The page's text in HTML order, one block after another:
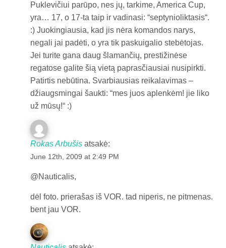
Puklevičiui parūpo, nes jų, tarkime, America Cup,
yra… 17, o 17-ta taip ir vadinasi: “septynioliktasis“.
:) Juokingiausia, kad jis nėra komandos narys,
negali jai padėti, o yra tik paskuigalio stebėtojas.
Jei turite gana daug šlamančių, prestižinėse
regatose galite šią vietą paprasčiausiai nusipirkti.
Patirtis nebūtina. Svarbiausias reikalavimas –
džiaugsmingai šaukti: “mes juos aplenkėm! jie liko
už mūsų!“ :)
Rokas Arbušis atsakė:
June 12th, 2009 at 2:49 PM
@Nauticalis,
dėl foto. prierašas iš VOR. tad niperis, ne pitmenas.
bent jau VOR.